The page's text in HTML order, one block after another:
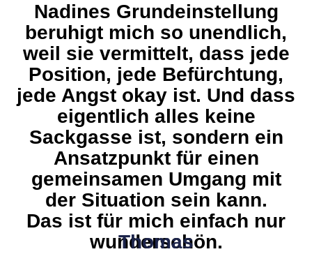
Nadines Grundeinstellung
beruhigt mich so unendlich,
weil sie vermittelt, dass jede
Position, jede Befürchtung,
jede Angst okay ist. Und dass
eigentlich alles keine
Sackgasse ist, sondern ein
Ansatzpunkt für einen
gemeinsamen Umgang mit
der Situation sein kann.
Das ist für mich einfach nur
wunderschön.
Thomas